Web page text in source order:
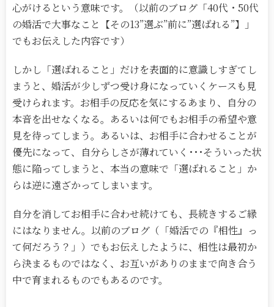
心がけるという意味です。（以前のブログ「40代・50代
の婚活で大事なこと【その13”選ぶ”前に”選ばれる”】」
でもお伝えした内容です）
しかし「選ばれること」だけを表面的に意識しすぎてし
まうと、婚活が少しずつ受け身になっていくケースも見
受けられます。お相手の反応を気にするあまり、自分の
本音を出せなくなる。あるいは何でもお相手の希望や意
見を待ってしまう。あるいは、お相手に合わせることが
優先になって、自分らしさが薄れていく･･･そういった状
態に陥ってしまうと、本当の意味で「選ばれること」か
らは逆に遠ざかってしまいます。
自分を消してお相手に合わせ続けても、長続きするご縁
にはなりません。以前のブログ（「婚活での『相性』っ
て何だろう？」）でもお伝えしたように、相性は最初か
ら決まるものではなく、お互いがありのままで向き合う
中で育まれるものでもあるのです。